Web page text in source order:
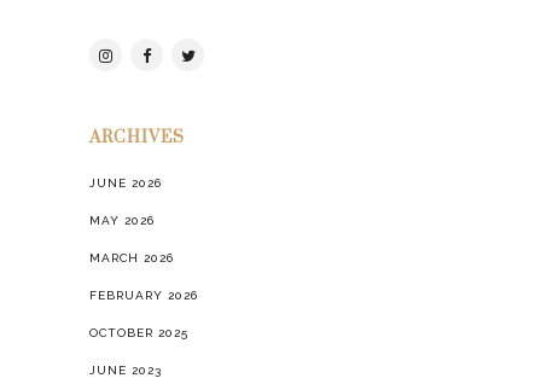
ARCHIVES
JUNE 2026
MAY 2026
MARCH 2026
FEBRUARY 2026
OCTOBER 2025
JUNE 2023